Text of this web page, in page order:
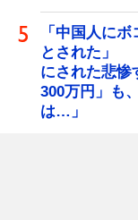
「中国人に
とされた」
にされた悲
300万円」も
は…」